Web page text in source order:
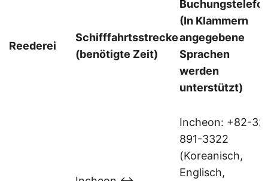
Reederei
Schifffahrtsstrecke
(benötigte Zeit)
(In Klammern
angegebene
Sprachen
werden
unterstützt)
Incheon: +82-
891-3322
(Koreanisch,
Englisch,